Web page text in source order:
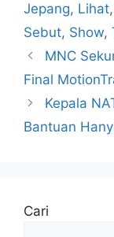
Jepang, Lihat,
Sebut, Show,
MNC
Final
Kepala
Bantuan
Cari